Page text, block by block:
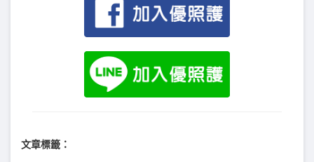
文章標籤：